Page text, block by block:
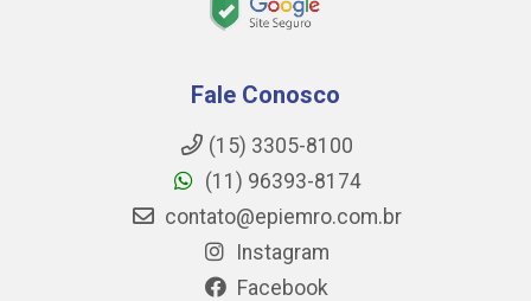
Fale Conosco
(15) 3305-8100
(11) 96393-8174
contato@epiemro.com.br
Instagram
Facebook